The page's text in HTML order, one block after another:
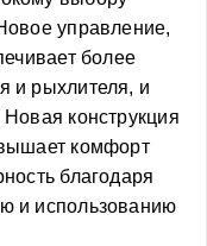
управление,
более
и рыхлителя, и
конструкция
комфорт
благодаря
и использованию